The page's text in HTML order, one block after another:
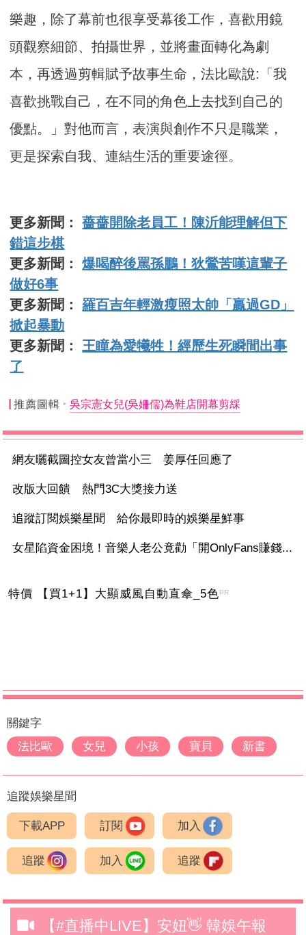
樂趣，除了幕前也很享受幕後工作，喜歡用鏡
頭觀察細節、拍攝世界，並將畫面轉化為劇
本，再透過剪輯賦予故事生命，法比歐說:「我
喜歡挑戰自己，在不同的角色上去找到自己的
優點。」對他而言，表演與創作不只是職業，
更是探索自我、連結生活的重要途徑。
更多新聞：薔薔開除老員工！陳沂能理解但下
錯這步棋
更多新聞：爆喝醉後罵孫鵬！狄鶯苦嘆這輩子
做好6事
更多新聞：羅百吉年輕激瘦照太帥「贏過GD」
掀起暴動
更多新聞： 王瞳為愛犧牲！經歷生死瞬間出事
了
推薦圖輯 吳宗憲女兒(吳姍儒)為鞋店開幕剪綵
網友曬截圖控女友曾當小三 姜厚任回應了
改版大回饋 熱門3C大獎接力送
追蹤訂閱娛樂星聞 給你最即時的娛樂星鮮事
女星陷資金困境！音樂人老公竟勸「開OnlyFans賺錢...
特價 【買1+1】大顯威風自動直傘_5色 PR
關鍵字
法比歐
女兒 小孩 寶貝 新書
追蹤娛樂星聞
下載APP 訂閱 加入
追蹤 加入 追蹤
【#直播中LIVE】安妞👋 韓娛午報